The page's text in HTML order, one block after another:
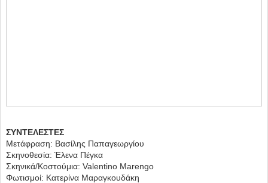
ΣΥΝΤΕΛΕΣΤΕΣ
Μετάφραση: Βασίλης Παπαγεωργίου
Σκηνοθεσία: Έλενα Πέγκα
Σκηνικά/Κοστούμια: Valentino Marengo
Φωτισμοί: Κατερίνα Μαραγκουδάκη